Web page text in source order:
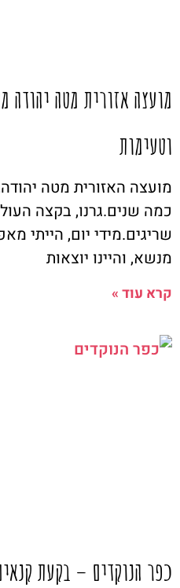
מועצה אזורית מטה יהודה
וטעימות
מועצה האזורית מטה
כמה שנים.גרנו, בקצה
שריגים.מידי יום, הייתי
מנשא, והיינו יוצאות
קרא עוד »
כפר הנוקדים – בקעת